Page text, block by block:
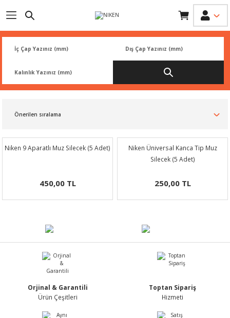
Geri Dön
Geri Dön
Geri Dön
Geri Dön
Geri Dön
Niken 9 Aparatlı Muz Silecek (5 Adet)
450,00 TL
Niken Üniversal Kanca Tip Muz
Silecek (5 Adet)
250,00 TL
Orjinal & Garantili
Ürün Çeşitleri
Toptan Sipariş
Hizmeti